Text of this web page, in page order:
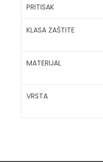
PRITISAK
KLASA ZAŠTITE
MATERIJAL
VRSTA